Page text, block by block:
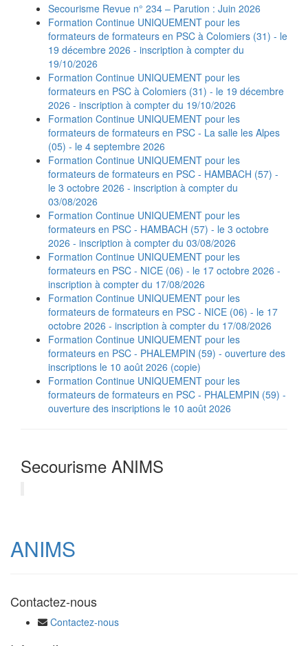
Secourisme Revue n° 234 – Parution : Juin 2026
Formation Continue UNIQUEMENT pour les
formateurs de formateurs en PSC à Colomiers (31) - le
19 décembre 2026 - inscription à compter du
19/10/2026
Formation Continue UNIQUEMENT pour les
formateurs en PSC à Colomiers (31) - le 19 décembre
2026 - inscription à compter du 19/10/2026
Formation Continue UNIQUEMENT pour les
formateurs de formateurs en PSC - La salle les Alpes
(05) - le 4 septembre 2026
Formation Continue UNIQUEMENT pour les
formateurs de formateurs en PSC - HAMBACH (57) -
le 3 octobre 2026 - inscription à compter du
03/08/2026
Formation Continue UNIQUEMENT pour les
formateurs en PSC - HAMBACH (57) - le 3 octobre
2026 - inscription à compter du 03/08/2026
Formation Continue UNIQUEMENT pour les
formateurs en PSC - NICE (06) - le 17 octobre 2026 -
inscription à compter du 17/08/2026
Formation Continue UNIQUEMENT pour les
formateurs de formateurs en PSC - NICE (06) - le 17
octobre 2026 - inscription à compter du 17/08/2026
Formation Continue UNIQUEMENT pour les
formateurs en PSC - PHALEMPIN (59) - ouverture des
inscriptions le 10 août 2026 (copie)
Formation Continue UNIQUEMENT pour les
formateurs de formateurs en PSC - PHALEMPIN (59) -
ouverture des inscriptions le 10 août 2026
Secourisme ANIMS
ANIMS
Contactez-nous
Contactez-nous